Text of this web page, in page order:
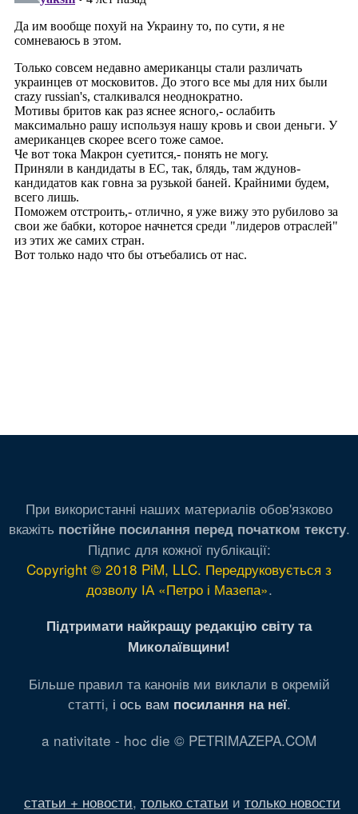
При використанні наших материалів обов'язково
вкажіть постійне посилання перед початком тексту.
Підпис для кожної публікації:
Copyright © 2018 PiM, LLC. Передруковується з
дозволу ІА «Петро і Мазепа».
Підтримати найкращу редакцію світу та
Миколаївщини!
Більше правил та канонів ми виклали в окремій
статті, і ось вам посилання на неї.
a nativitate - hoc die © PETRIMAZEPA.COM
статьи + новости, только статьи и только новости